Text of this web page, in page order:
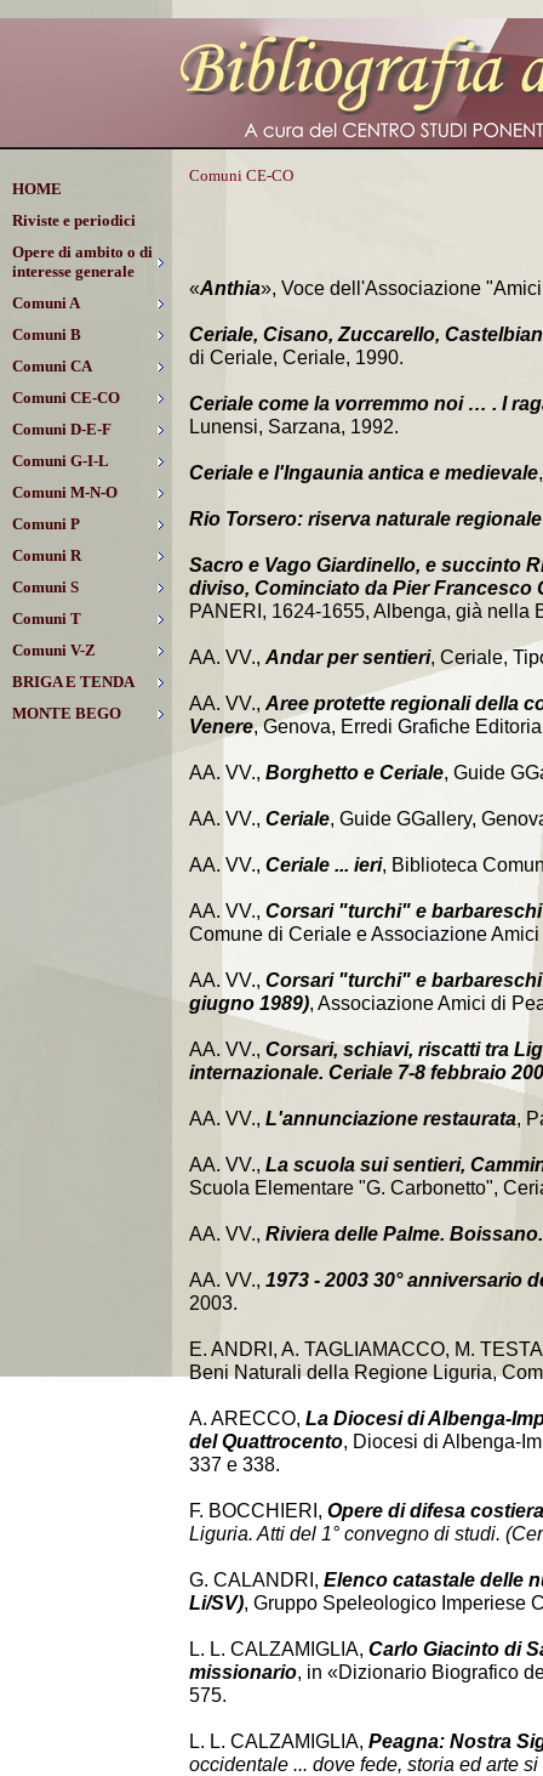
HOME
Riviste e periodici
Opere di ambito o di
interesse generale
Comuni A
Comuni B
Comuni CA
Comuni CE-CO
Comuni D-E-F
Comuni G-I-L
Comuni M-N-O
Comuni P
Comuni R
Comuni S
Comuni T
Comuni V-Z
BRIGA E TENDA
MONTE BEGO
Comuni CE-CO
«Anthia», Voce dell'Associazione
Ceriale, Cisano, Zuccarello,
di Ceriale, Ceriale, 1990.
Ceriale come la vorremmo noi … . I
Lunensi, Sarzana, 1992.
Ceriale e l'Ingaunia antica e medievale
Rio Torsero: riserva naturale regionale
Sacro e Vago Giardinello, e succinto
diviso, Cominciato da Pier
PANERI, 1624-1655, Albenga, già nella
AA. VV., Andar per sentieri, Ceriale,
AA. VV., Aree protette regionali della
Venere, Genova, Erredi Grafiche
AA. VV., Borghetto e Ceriale, Guide
AA. VV., Ceriale, Guide GGallery,
AA. VV., Ceriale ... ieri, Biblioteca
AA. VV., Corsari "turchi" e barbareschi
Comune di Ceriale e Associazione
AA. VV., Corsari "turchi" e
giugno 1989), Associazione Amici di
AA. VV., Corsari, schiavi, riscatti tra
internazionale. Ceriale 7-8 febbraio
AA. VV., L'annunciazione restaurata,
AA. VV., La scuola sui sentieri,
Scuola Elementare "G. Carbonetto",
AA. VV., Riviera delle Palme.
AA. VV., 1973 - 2003 30° anniversario
2003.
E. ANDRI, A. TAGLIAMACCO, M.
Beni Naturali della Regione Liguria,
A. ARECCO, La Diocesi di Albenga-
del Quattrocento, Diocesi di Albenga-
337 e 338.
F. BOCCHIERI, Opere di difesa
Liguria. Atti del 1° convegno di studi.
G. CALANDRI, Elenco catastale delle
Li/SV), Gruppo Speleologico Imperiese
L. L. CALZAMIGLIA, Carlo Giacinto di
missionario, in «Dizionario Biografico
575.
L. L. CALZAMIGLIA, Peagna: Nostra
occidentale ... dove fede, storia ed arte si